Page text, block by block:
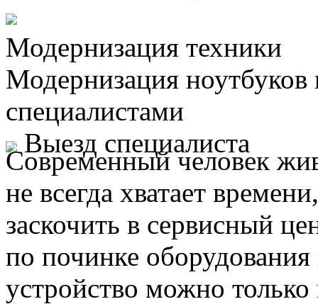
Модернизация техники
Модернизация
специалистами
Выезд специалиста
Современный человек
не всегда хватает
заскочить в сервисный
по починке
устройство можно